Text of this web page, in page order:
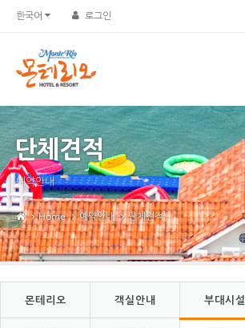
한국어 로그인
단체견적
예약안내
Home 예약안내 단체견적
몬테리오 객실안내 부대시설
Sketchbook5, 스케치북5